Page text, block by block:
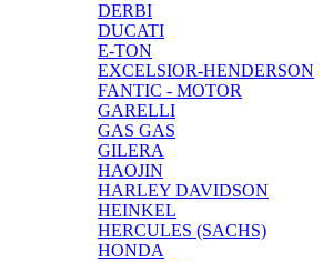
DERBI
DUCATI
E-TON
EXCELSIOR-HENDERSON
FANTIC - MOTOR
GARELLI
GAS GAS
GILERA
HAOJIN
HARLEY DAVIDSON
HEINKEL
HERCULES (SACHS)
HONDA